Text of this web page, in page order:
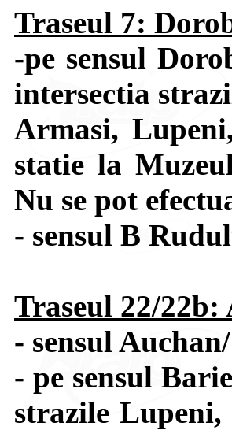
Traseul 7:
-pe sensul
intersectia
Armasi,
statie la
Nu se pot
- sensul B
Traseul 22/
- sensul
- pe sensul
strazile Lupeni,